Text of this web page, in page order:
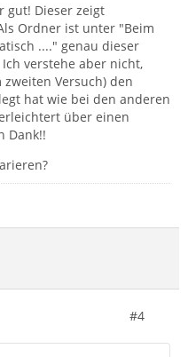
gut! Dieser zeigt
Ordner ist unter "Beim
...." genau dieser
verstehe aber nicht,
Versuch) den
hat wie bei den anderen
über einen
Dank!!
#4